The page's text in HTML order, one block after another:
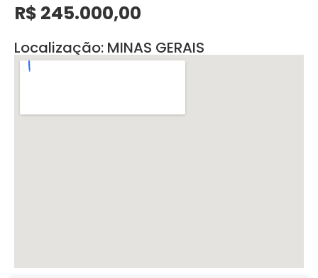
R$ 245.000,00
Localização: MINAS GERAIS